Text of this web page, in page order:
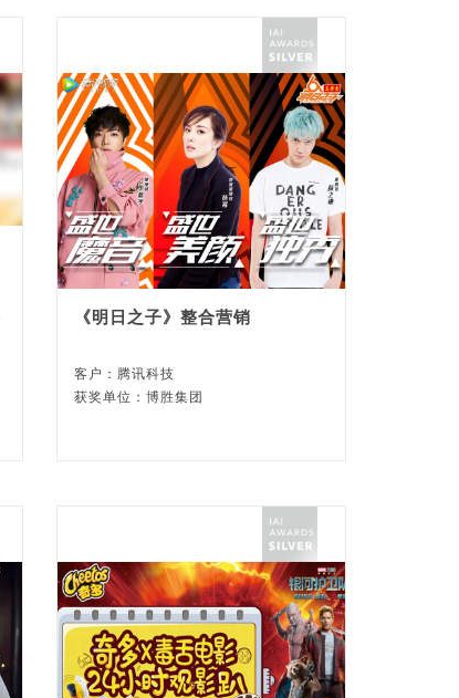
《明日之子》整合营销
客户：腾讯科技
获奖单位：博胜集团